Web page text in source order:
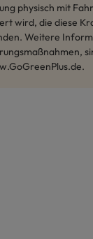
physisch mit
wird, die diese
Weitere